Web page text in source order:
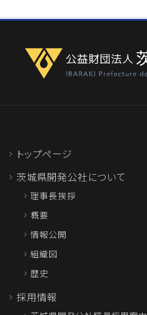
トップページ
茨城県開発公社について
理事長挨拶
概要
情報公開
組織図
歴史
採用情報